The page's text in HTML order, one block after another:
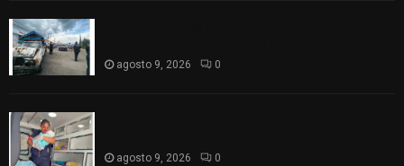
agosto 9, 2026 0
agosto 9, 2026 0